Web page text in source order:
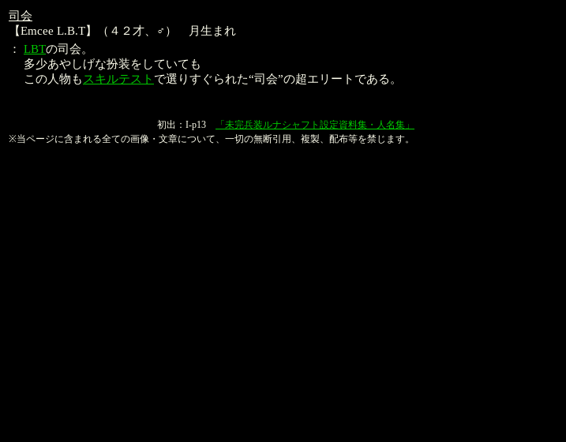
司会
【Emcee L.B.T】（４２才、♂） 月生まれ
：
LBTの司会。
多少あやしげな扮装をしていても
この人物も スキルテスト で選りすぐられた“司会”の超エリートである。
初出：I-p13
「未完兵装ルナシャフト設定資料集・人名集」
※当ページに含まれる全ての画像・文章について、一切の無断引用、複製、配布等を禁じます。